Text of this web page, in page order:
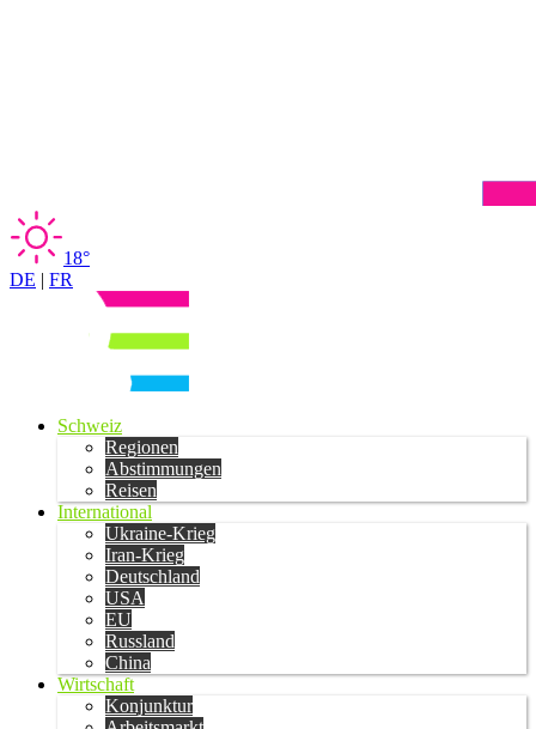
18°
DE | FR
Schweiz
Regionen
Abstimmungen
Reisen
International
Ukraine-Krieg
Iran-Krieg
Deutschland
USA
EU
Russland
China
Wirtschaft
Konjunktur